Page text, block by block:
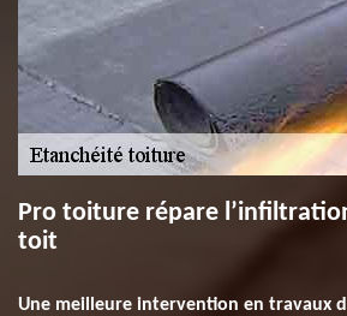
Pro toiture répare
toit
Une meilleure intervention en travaux